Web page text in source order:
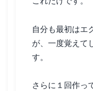
自分も最初はエ
が、一度覚えて
す。
さらに１回作っ